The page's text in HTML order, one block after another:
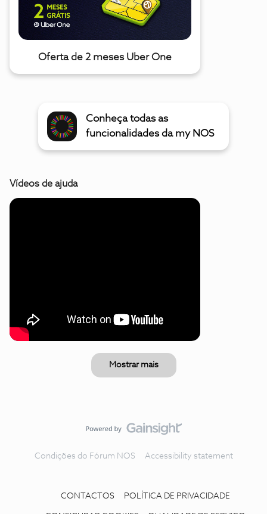
Oferta de 2 meses Uber One
Conheça todas as
funcionalidades da my NOS
Vídeos de ajuda
Mostrar mais
Condições do Fórum NOS Accessibility statement
CONTACTOS POLÍTICA DE PRIVACIDADE